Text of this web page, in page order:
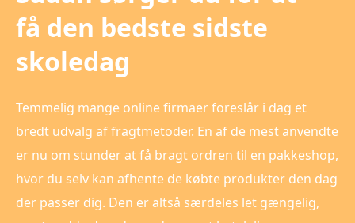
få den bedste sidste
skoledag
Temmelig mange online firmaer foreslår i dag et
bredt udvalg af fragtmetoder. En af de mest anvendte
er nu om stunder at få bragt ordren til en pakkeshop,
hvor du selv kan afhente de købte produkter den dag
der passer dig. Den er altså særdeles let gængelig,